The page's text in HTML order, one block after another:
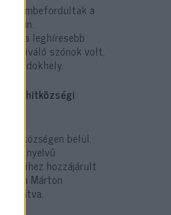
szembefordultak a
az ún.
a leghíresebb
kiváló szónok volt,
hitközségi
hitközségen belül,
nyelvű
amihez hozzájárult
Márton
ellátva.